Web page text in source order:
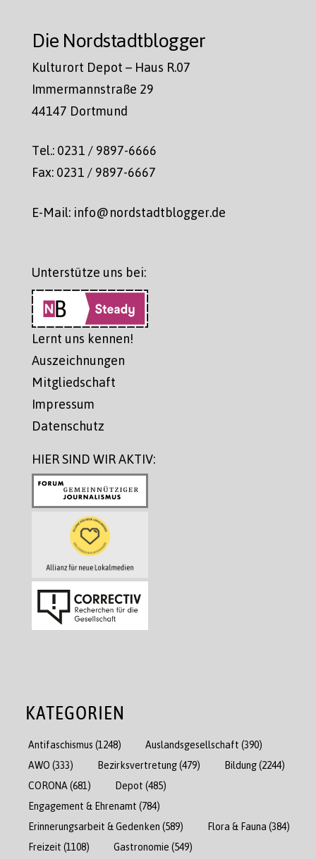
Die Nordstadtblogger
Kulturort Depot – Haus R.07
Immermannstraße 29
44147 Dortmund
Tel.: 0231 / 9897-6666
Fax: 0231 / 9897-6667
E-Mail: info@nordstadtblogger.de
Unterstütze uns bei:
Lernt uns kennen!
Auszeichnungen
Mitgliedschaft
Impressum
Datenschutz
HIER SIND WIR AKTIV:
KATEGORIEN
Antifaschismus (1248) Auslandsgesellschaft (390)
AWO (333) Bezirksvertretung(479) Bildung(2244)
CORONA (681) Depot (485)
Engagement & Ehrenamt (784)
Erinnerungsarbeit & Gedenken (589) Flora & Fauna (384)
Freizeit (1108) Gastronomie (549)